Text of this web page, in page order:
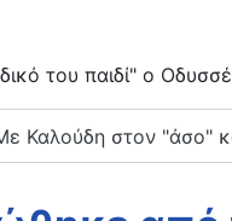
του παιδί" ο
Καλούδη στον "άσο"